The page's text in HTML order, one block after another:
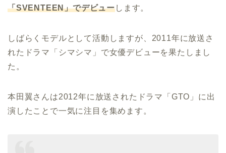
「SVENTEEN」でデビューします。
しばらくモデルとして活動しますが、2011年に放送さ
れたドラマ「シマシマ」で女優デビューを果たしまし
た。
本田翼さんは2012年に放送されたドラマ「GTO」に出
演したことで一気に注目を集めます。